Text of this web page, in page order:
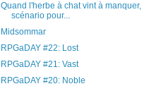
Quand l'herbe à chat vint à manquer,
scénario pour...
Midsommar
RPGaDAY #22: Lost
RPGaDAY #21: Vast
RPGaDAY #20: Noble